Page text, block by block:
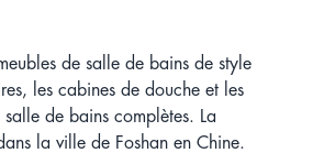
de salle de bains de style
les cabines de douche et les
de bains complètes. La
la ville de Foshan en Chine.